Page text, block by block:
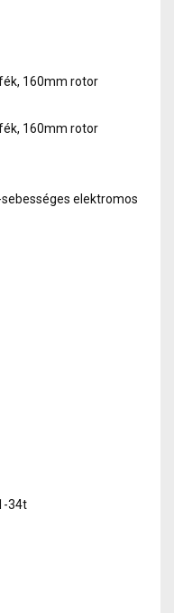
160mm rotor
160mm rotor
sebességes elektromos
34t